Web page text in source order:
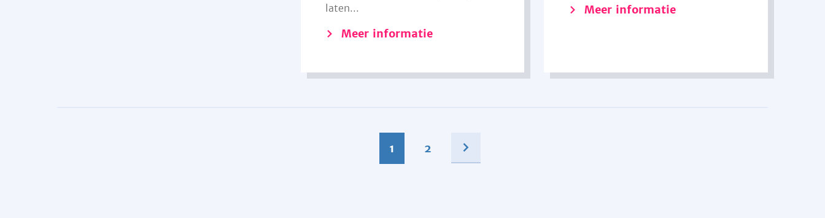
laten...
Meer informatie
Meer informatie
1 2